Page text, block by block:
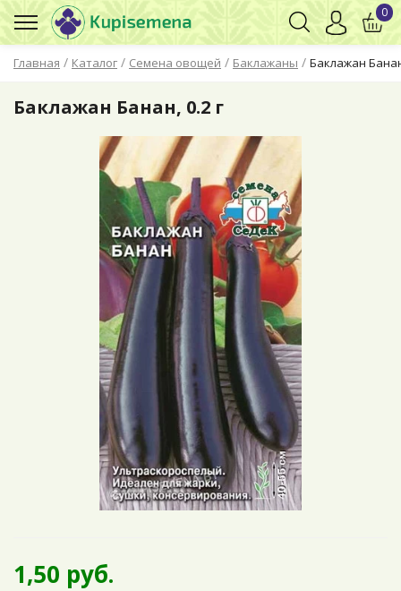
Главная / Каталог / Семена овощей / Баклажаны / Баклажан
0
Баклажан Банан, 0.2 г
1,50 руб.